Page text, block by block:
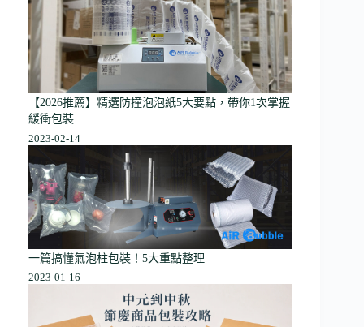
【2026推薦】精選防撞泡泡紙5大要點，帶你1次掌握
緩衝包裝
2023-02-14
一篇搞懂氣泡柱包裝！5大重點整理
2023-01-16